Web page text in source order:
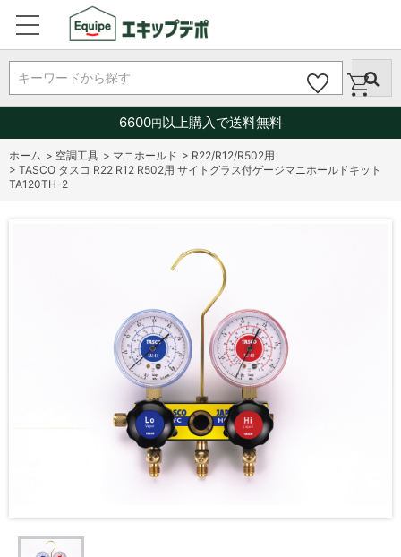
キーワードから探す
6600円以上購入で送料無料
ホーム > 空調工具 > マニホールド > R22/R12/R502用
> TASCO タスコ R22 R12 R502用 サイトグラス付ゲージマニホールドキット
TA120TH-2